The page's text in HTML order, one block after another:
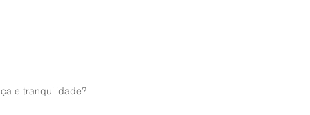
e tranquilidade?